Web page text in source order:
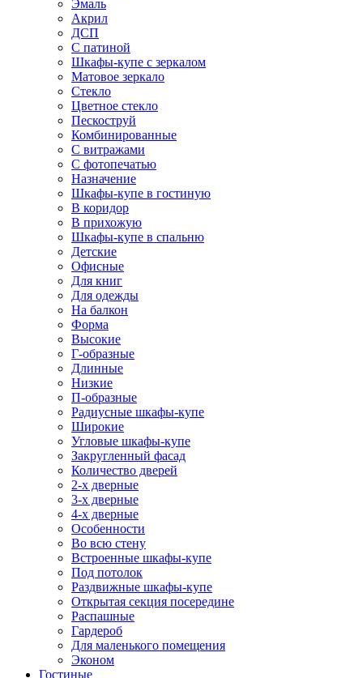
Эмаль
Акрил
ДСП
С патиной
Шкафы-купе с зеркалом
Матовое зеркало
Стекло
Цветное стекло
Пескоструй
Комбинированные
С витражами
С фотопечатью
Назначение
Шкафы-купе в гостиную
В коридор
В прихожую
Шкафы-купе в спальню
Детские
Офисные
Для книг
Для одежды
На балкон
Форма
Высокие
Г-образные
Длинные
Низкие
П-образные
Радиусные шкафы-купе
Широкие
Угловые шкафы-купе
Закругленный фасад
Количество дверей
2-х дверные
3-х дверные
4-х дверные
Особенности
Во всю стену
Встроенные шкафы-купе
Под потолок
Раздвижные шкафы-купе
Открытая секция посередине
Распашные
Гардероб
Для маленького помещения
Эконом
Гостиные